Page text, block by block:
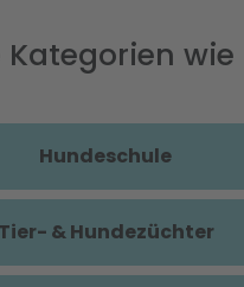
wie
Hundeschule
Tier- & Hundezüchter